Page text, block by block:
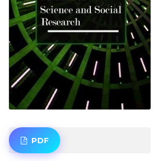
PDF